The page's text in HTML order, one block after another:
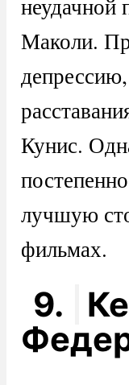
Маколи.
Кунис.
лучшую
фильмах.
9.